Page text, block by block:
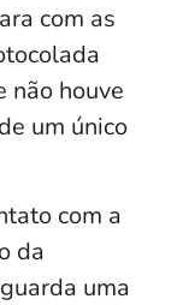
com as
não houve
um único
com a
da
uma